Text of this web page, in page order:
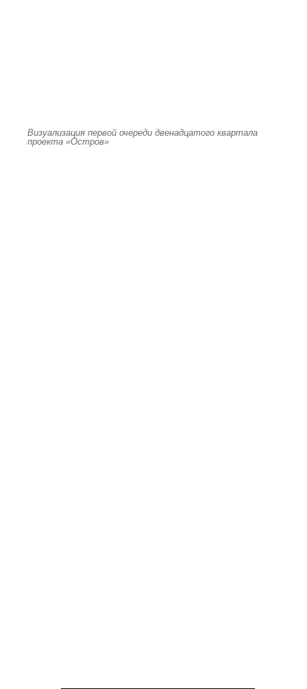
Визуализация первой очереди двенадцатого квартала
проекта «Остров»